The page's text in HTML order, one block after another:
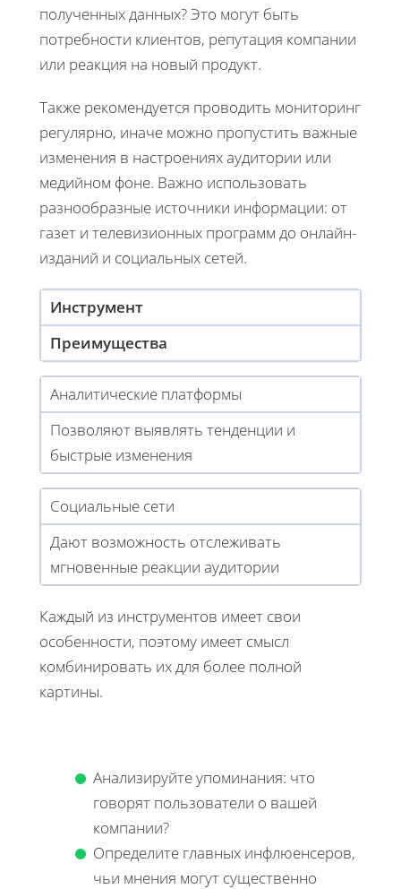
полученных данных? Это могут быть
потребности клиентов, репутация компании
или реакция на новый продукт.
Также рекомендуется проводить мониторинг
регулярно, иначе можно пропустить важные
изменения в настроениях аудитории или
медийном фоне. Важно использовать
разнообразные источники информации: от
газет и телевизионных программ до онлайн-
изданий и социальных сетей.
Инструмент
Преимущества
Аналитические платформы
Позволяют выявлять тенденции и
быстрые изменения
Социальные сети
Дают возможность отслеживать
мгновенные реакции аудитории
Каждый из инструментов имеет свои
особенности, поэтому имеет смысл
комбинировать их для более полной
картины.
Анализируйте упоминания: что
говорят пользователи о вашей
компании?
Определите главных инфлюенсеров,
чьи мнения могут существенно